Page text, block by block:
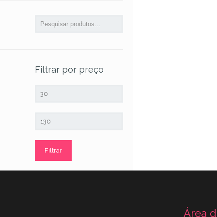
Filtrar por preço
Filtrar
Área